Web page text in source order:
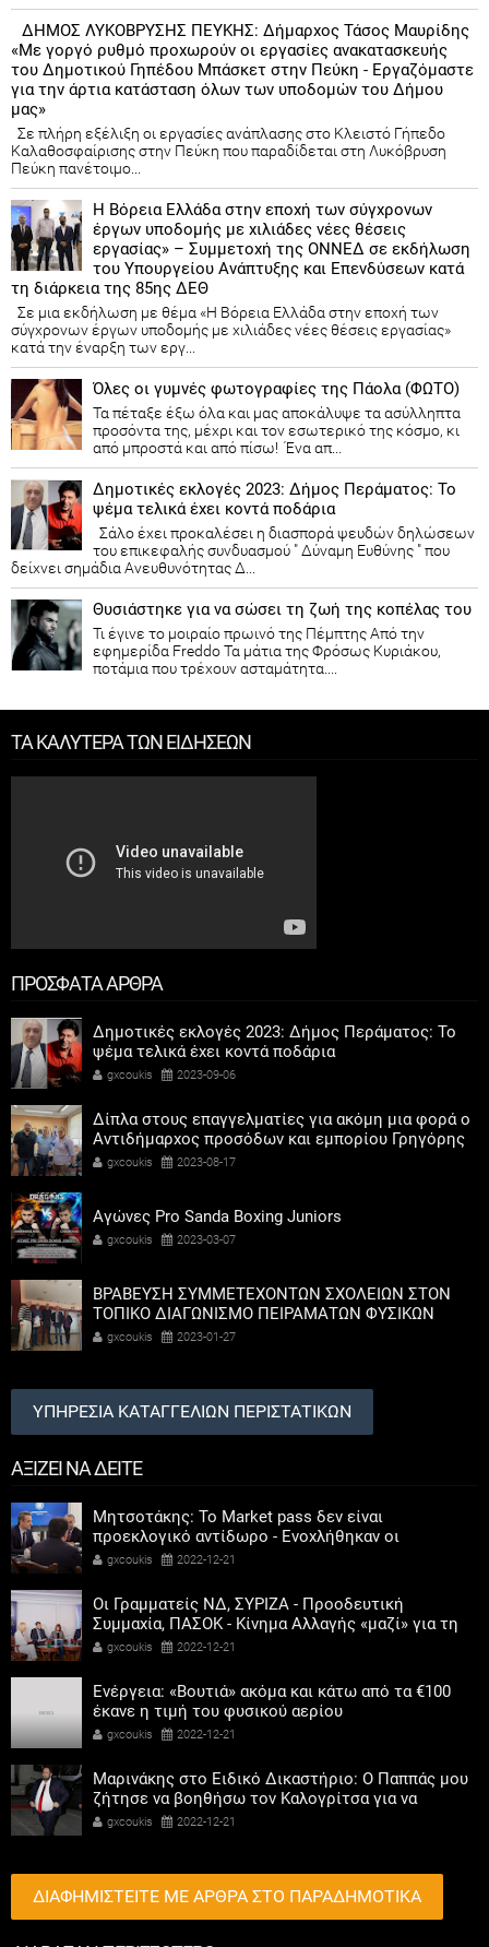
ΔΗΜΟΣ ΛΥΚΟΒΡΥΣΗΣ ΠΕΥΚΗΣ: Δήμαρχος Τάσος Μαυρίδης
«Με γοργό ρυθμό προχωρούν οι εργασίες ανακατασκευής
του Δημοτικού Γηπέδου Μπάσκετ στην Πεύκη - Εργαζόμαστε
για την άρτια κατάσταση όλων των υποδομών του Δήμου
μας»
Σε πλήρη εξέλιξη οι εργασίες ανάπλασης στο Κλειστό Γήπεδο
Καλαθοσφαίρισης στην Πεύκη που παραδίδεται στη Λυκόβρυση
Πεύκη πανέτοιμο...
Η Βόρεια Ελλάδα στην εποχή των σύγχρονων
έργων υποδομής με χιλιάδες νέες θέσεις
εργασίας» – Συμμετοχή της ΟΝΝΕΔ σε εκδήλωση
του Υπουργείου Ανάπτυξης και Επενδύσεων κατά
τη διάρκεια της 85ης ΔΕΘ
Σε μια εκδήλωση με θέμα «Η Βόρεια Ελλάδα στην εποχή των
σύγχρονων έργων υποδομής με χιλιάδες νέες θέσεις εργασίας»
κατά την έναρξη των εργ...
Όλες οι γυμνές φωτογραφίες της Πάολα (ΦΩΤΟ)
Τα πέταξε έξω όλα και μας αποκάλυψε τα ασύλληπτα
προσόντα της, μέχρι και τον εσωτερικό της κόσμο, κι
από μπροστά και από πίσω! Ένα απ...
Δημοτικές εκλογές 2023: Δήμος Περάματος: Το
ψέμα τελικά έχει κοντά ποδάρια
Σάλο έχει προκαλέσει η διασπορά ψευδών δηλώσεων
του επικεφαλής συνδυασμού " Δύναμη Ευθύνης " που
δείχνει σημάδια Ανευθυνότητας Δ...
Θυσιάστηκε για να σώσει τη ζωή της κοπέλας του
Τι έγινε το μοιραίο πρωινό της Πέμπτης Από την
εφημερίδα Freddo Τα μάτια της Φρόσως Κυριάκου,
ποτάμια που τρέχουν ασταμάτητα....
ΤΑ ΚΑΛΥΤΕΡΑ ΤΩΝ ΕΙΔΗΣΕΩΝ
ΠΡΟΣΦΑΤΑ ΑΡΘΡΑ
Δημοτικές εκλογές 2023: Δήμος Περάματος: Το
ψέμα τελικά έχει κοντά ποδάρια
gxcoukis 2023-09-06
Δίπλα στους επαγγελματίες για ακόμη μια φορά ο
Αντιδήμαρχος προσόδων και εμπορίου Γρηγόρης
Καψοκόλης
gxcoukis 2023-08-17
Αγώνες Pro Sanda Boxing Juniors
gxcoukis 2023-03-07
ΒΡΑΒΕΥΣΗ ΣΥΜΜΕΤΕΧΟΝΤΩΝ ΣΧΟΛΕΙΩΝ ΣΤΟΝ
ΤΟΠΙΚΟ ΔΙΑΓΩΝΙΣΜΟ ΠΕΙΡΑΜΑΤΩΝ ΦΥΣΙΚΩΝ
ΕΠΙΣΤΗΜΩΝ
gxcoukis 2023-01-27
ΥΠΗΡΕΣΙΑ ΚΑΤΑΓΓΕΛΙΩΝ ΠΕΡΙΣΤΑΤΙΚΩΝ
ΑΞΙΖΕΙ ΝΑ ΔΕΙΤΕ
Μητσοτάκης: Το Market pass δεν είναι
προεκλογικό αντίδωρο - Ενοχλήθηκαν οι
αριστεροί του χαβιαριού
gxcoukis 2022-12-21
Οι Γραμματείς ΝΔ, ΣΥΡΙΖΑ - Προοδευτική
Συμμαχία, ΠΑΣΟΚ - Κίνημα Αλλαγής «μαζί» για τη
συμμετοχή των γυναικών στην πολιτική
gxcoukis 2022-12-21
Ενέργεια: «Βουτιά» ακόμα και κάτω από τα €100
έκανε η τιμή του φυσικού αερίου
gxcoukis 2022-12-21
Μαρινάκης στο Ειδικό Δικαστήριο: Ο Παππάς μου
ζήτησε να βοηθήσω τον Καλογρίτσα για να
αποκτήσει σταθμό ο ΣΥΡΙΖΑ
gxcoukis 2022-12-21
ΔΙΑΦΗΜΙΣΤΕΙΤΕ ΜΕ ΑΡΘΡΑ ΣΤΟ ΠΑΡΑΔΗΜΟΤΙΚΑ